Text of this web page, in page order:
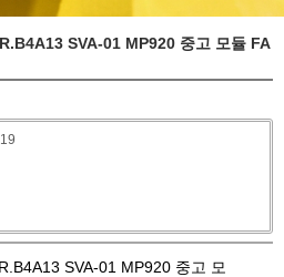
SVA-01 MP920 중고 모듈 FA
SVA-01 MP920 중고 모